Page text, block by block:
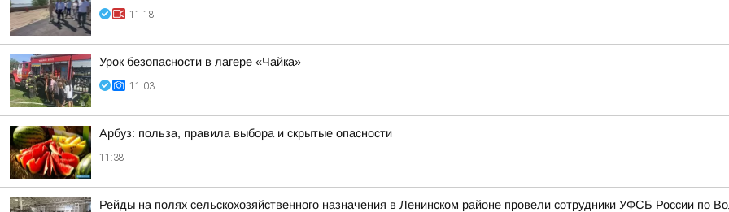
11:18
Урок безопасности в лагере «Чайка»
11:03
Арбуз: польза, правила выбора и скрытые опасности
11:38
Рейды на полях сельскохозяйственного назначения в Ленинском районе провели сотрудники УФСБ России по